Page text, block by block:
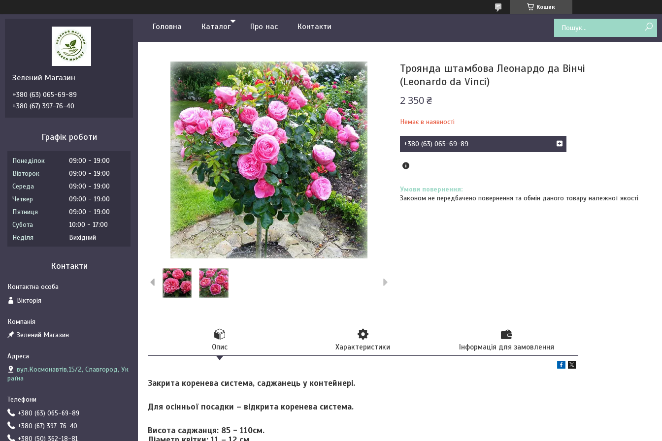
Кошик
Головна Каталог Про нас Контакти
Троянда штамбова Леонардо да Вінчі
(Leonardo da Vinci)
2 350 ₴
Немає в наявності
+380 (63) 065-69-89
Законом не передбачено повернення та обмін даного товару належної якості
Опис Характеристики Інформація для замовлення
Закрита коренева система, саджанець у контейнері.
Для осінньої посадки – відкрита коренева система.
Висота саджанця: 85 - 110см.
Зелений Магазин
+380 (63) 065-69-89
+380 (67) 397-76-40
Графік роботи
Понеділок 09:00
19:00
Вівторок
09:00
19:00
Середа
09:00
19:00
Четвер
09:00
19:00
Пʼятниця
09:00
19:00
Субота
10:00
17:00
Неділя
Вихідний
Контакти
Вікторія
Зелений Магазин
вул.Космонавтів,15/2, Славгород, Ук
раїна
+380 (63) 065-69-89
+380 (67) 397-76-40
+380 (50) 362-18-81